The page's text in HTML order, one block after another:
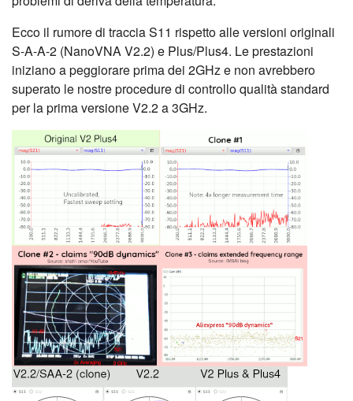
Ecco il rumore di traccia S11 rispetto alle versioni originali
S-A-A-2 (NanoVNA V2.2) e Plus/Plus4. Le prestazioni
iniziano a peggiorare prima dei 2GHz e non avrebbero
superato le nostre procedure di controllo qualità standard
per la prima versione V2.2 a 3GHz.